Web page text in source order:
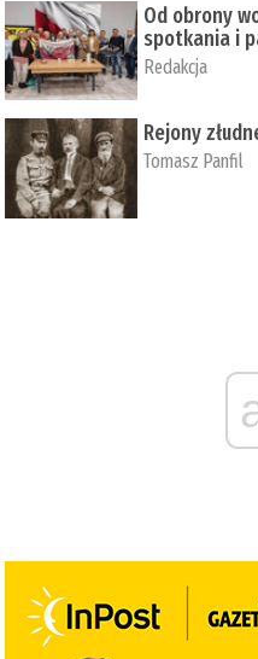
Od obrony
spotkania i
Redakcja
Rejony
Tomasz Panfil